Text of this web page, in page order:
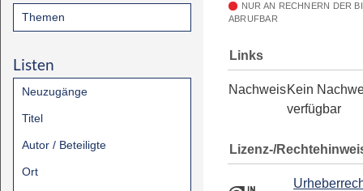
Themen
Listen
Neuzugänge
Titel
Autor / Beteiligte
Ort
NUR AN RECHNERN DER
ABRUFBAR
Links
NachweisKein
verfügbar
Lizenz-/